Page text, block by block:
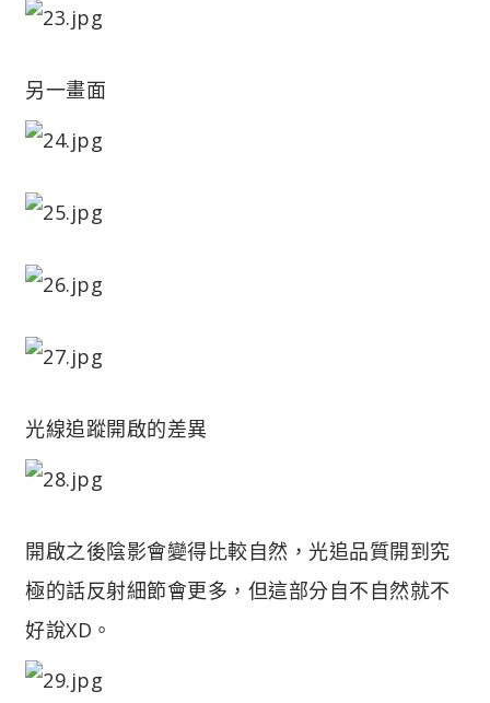
另一畫面
光線追蹤開啟的差異
開啟之後陰影會變得比較自然，光追品質開到究
極的話反射細節會更多，但這部分自不自然就不
好說XD。